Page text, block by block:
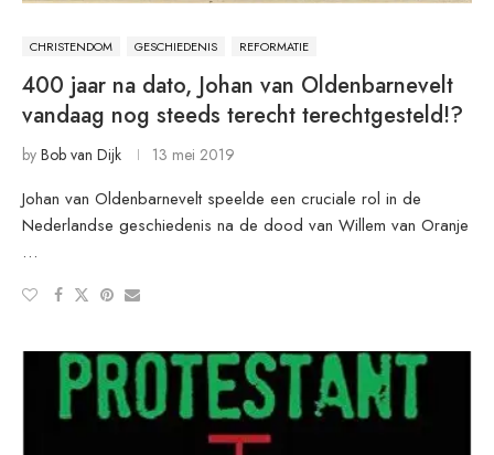
CHRISTENDOM GESCHIEDENIS REFORMATIE
400 jaar na dato, Johan van Oldenbarnevelt
vandaag nog steeds terecht terechtgesteld!?
by Bob van Dijk 13 mei 2019
Johan van Oldenbarnevelt speelde een cruciale rol in de
Nederlandse geschiedenis na de dood van Willem van Oranje
…